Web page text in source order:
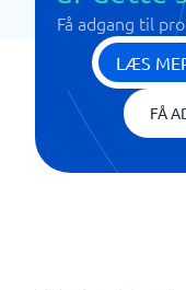
Få adgang til
LÆS
FÅ